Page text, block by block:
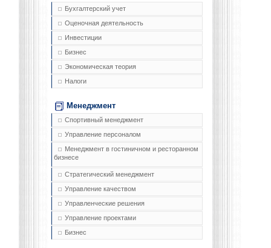
Бухгалтерский учет
Оценочная деятельность
Инвестиции
Бизнес
Экономическая теория
Налоги
Менеджмент
Спортивный менеджмент
Управление персоналом
Менеджмент в гостиничном и ресторанном
бизнесе
Стратегический менеджмент
Управление качеством
Управленческие решения
Управление проектами
Бизнес